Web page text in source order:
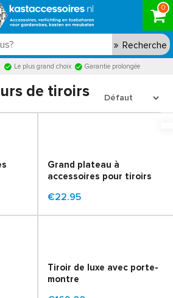
0
Recherche
Le plus grand choix Garantie prolongée
de tiroirs
Grand plateau à
accessoires pour tiroirs
€22.95
Tiroir de luxe avec porte-
montre